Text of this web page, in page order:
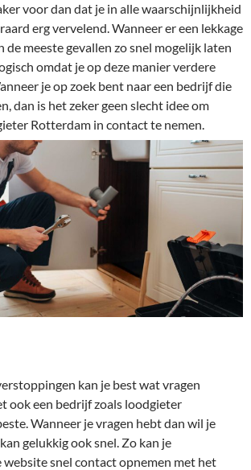
voor dan dat je in alle waarschijnlijkheid
erg vervelend. Wanneer er een lekkage
de meeste gevallen zo snel mogelijk laten
omdat je op deze manier verdere
je op zoek bent naar een bedrijf die
dan is het zeker geen slecht idee om
Rotterdam in contact te nemen.
kan je best wat vragen
ook een bedrijf zoals loodgieter
Wanneer je vragen hebt dan wil je
gelukkig ook snel. Zo kan je
snel contact opnemen met het